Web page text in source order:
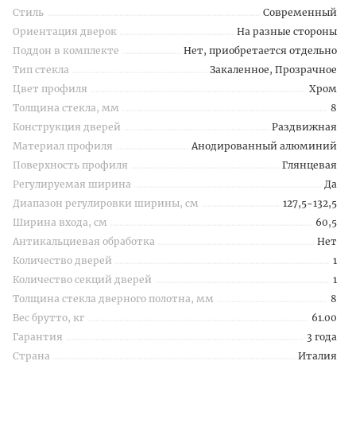
Стиль
Современный
Ориентация дверок
На разные стороны
Поддон в комплекте
Нет, приобретается отдельно
Тип стекла
Закаленное, Прозрачное
Цвет профиля
Хром
Толщина стекла, мм
8
Конструкция дверей
Раздвижная
Материал профиля
Анодированный алюминий
Поверхность профиля
Глянцевая
Регулируемая ширина
Да
Диапазон регулировки ширины, см
127,5-132,5
Ширина входа, см
60,5
Антикальциевая обработка
Нет
Количество дверей
1
Количество секций дверей
1
Толщина стекла дверного полотна, мм
8
Вес брутто, кг
61.00
Гарантия
3 года
Страна
Италия